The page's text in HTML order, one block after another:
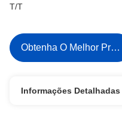
T/T
Obtenha O Melhor Preço
Informações Detalhadas